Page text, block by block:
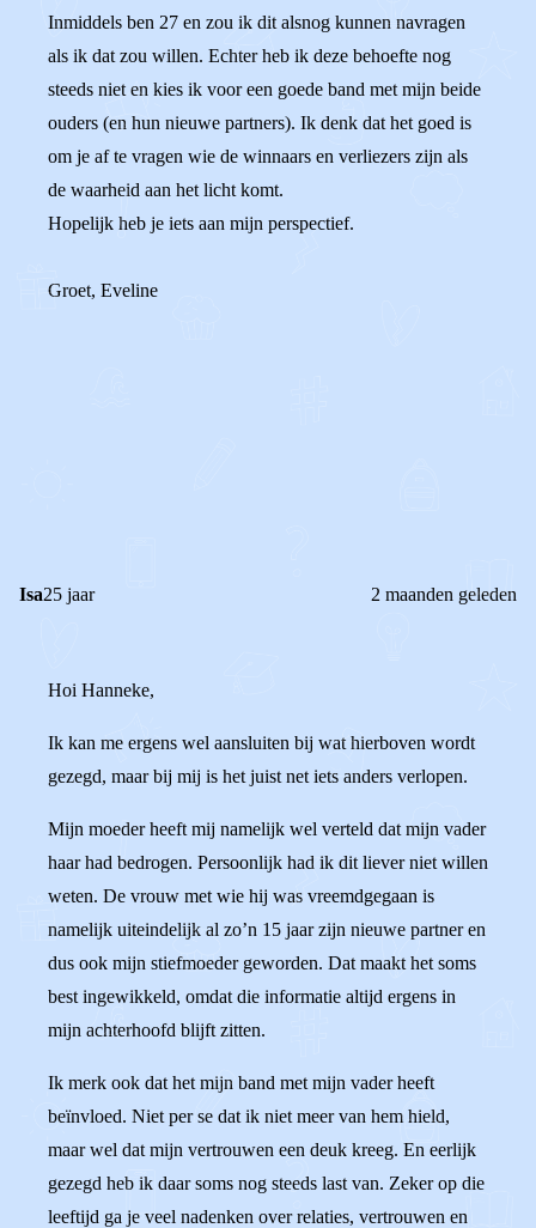
Inmiddels ben 27 en zou ik dit alsnog kunnen navragen
als ik dat zou willen. Echter heb ik deze behoefte nog
steeds niet en kies ik voor een goede band met mijn beide
ouders (en hun nieuwe partners). Ik denk dat het goed is
om je af te vragen wie de winnaars en verliezers zijn als
de waarheid aan het licht komt.
Hopelijk heb je iets aan mijn perspectief.
Groet, Eveline
Isa25 jaar 2 maanden geleden
Hoi Hanneke,
Ik kan me ergens wel aansluiten bij wat hierboven wordt
gezegd, maar bij mij is het juist net iets anders verlopen.
Mijn moeder heeft mij namelijk wel verteld dat mijn vader
haar had bedrogen. Persoonlijk had ik dit liever niet willen
weten. De vrouw met wie hij was vreemdgegaan is
namelijk uiteindelijk al zo’n 15 jaar zijn nieuwe partner en
dus ook mijn stiefmoeder geworden. Dat maakt het soms
best ingewikkeld, omdat die informatie altijd ergens in
mijn achterhoofd blijft zitten.
Ik merk ook dat het mijn band met mijn vader heeft
beïnvloed. Niet per se dat ik niet meer van hem hield,
maar wel dat mijn vertrouwen een deuk kreeg. En eerlijk
gezegd heb ik daar soms nog steeds last van. Zeker op die
leeftijd ga je veel nadenken over relaties, vertrouwen en